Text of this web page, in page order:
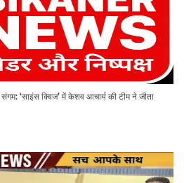
‘साइंस क्विज’ में केशव आचार्य की टीम ने जीता